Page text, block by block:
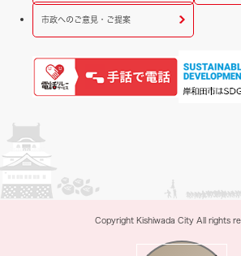
市政へのご意見・ご提案
Copyright Kishiwada City All rights